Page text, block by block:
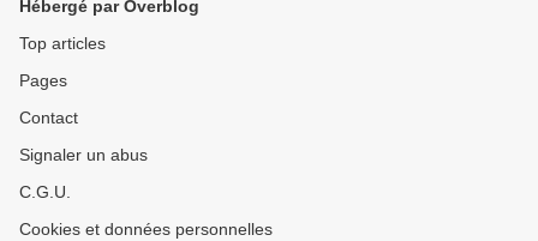
Hébergé par Overblog
Top articles
Pages
Contact
Signaler un abus
C.G.U.
Cookies et données personnelles